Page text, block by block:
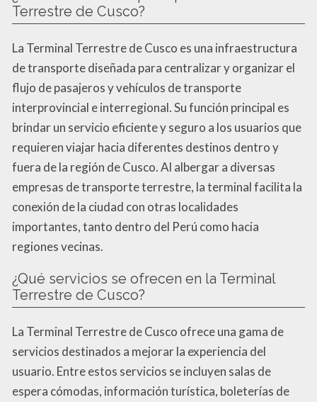
Terrestre de Cusco?
La Terminal Terrestre de Cusco es una infraestructura
de transporte diseñada para centralizar y organizar el
flujo de pasajeros y vehículos de transporte
interprovincial e interregional. Su función principal es
brindar un servicio eficiente y seguro a los usuarios que
requieren viajar hacia diferentes destinos dentro y
fuera de la región de Cusco. Al albergar a diversas
empresas de transporte terrestre, la terminal facilita la
conexión de la ciudad con otras localidades
importantes, tanto dentro del Perú como hacia
regiones vecinas.
¿Qué servicios se ofrecen en la Terminal
Terrestre de Cusco?
La Terminal Terrestre de Cusco ofrece una gama de
servicios destinados a mejorar la experiencia del
usuario. Entre estos servicios se incluyen salas de
espera cómodas, información turística, boleterías de